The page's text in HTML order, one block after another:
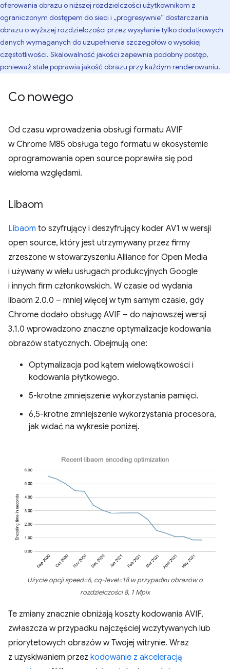
oferowania obrazu o niższej rozdzielczości użytkownikom z
ograniczonym dostępem do sieci i „progresywnie” dostarczania
obrazu o wyższej rozdzielczości przez wysyłanie tylko dodatkowych
danych wymaganych do uzupełnienia szczegółów o wysokiej
częstotliwości. Skalowalność jakości zapewnia podobny postęp,
ponieważ stale poprawia jakość obrazu przy każdym renderowaniu.
Co nowego
Od czasu wprowadzenia obsługi formatu AVIF
w Chrome M85 obsługa tego formatu w ekosystemie
oprogramowania open source poprawiła się pod
wieloma względami.
Libaom
Libaom to szyfrujący i deszyfrujący koder AV1 w wersji
open source, który jest utrzymywany przez firmy
zrzeszone w stowarzyszeniu Alliance for Open Media
i używany w wielu usługach produkcyjnych Google
i innych firm członkowskich. W czasie od wydania
libaom 2.0.0 – mniej więcej w tym samym czasie, gdy
Chrome dodało obsługę AVIF – do najnowszej wersji
3.1.0 wprowadzono znaczne optymalizacje kodowania
obrazów statycznych. Obejmują one:
Optymalizacja pod kątem wielowątkowości i
kodowania płytkowego.
5-krotne zmniejszenie wykorzystania pamięci.
6,5-krotne zmniejszenie wykorzystania procesora,
jak widać na wykresie poniżej.
Użycie opcji speed=6, cq-level=18 w przypadku obrazów o
rozdzielczości 8, 1 Mpix
Te zmiany znacznie obniżają koszty kodowania AVIF,
zwłaszcza w przypadku najczęściej wczytywanych lub
priorytetowych obrazów w Twojej witrynie. Wraz
z uzyskiwaniem przez kodowanie z akceleracją